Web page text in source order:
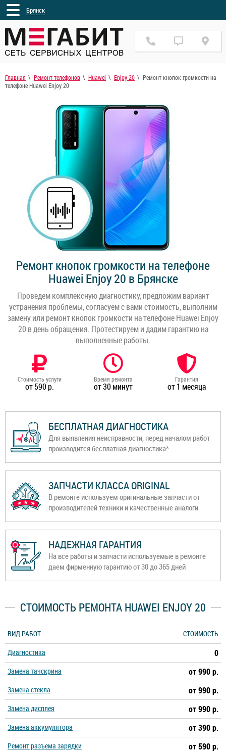
Брянск
Главная Ремонт телефонов Huawei Enjoy 20
Ремонт кнопок громкости на
телефоне Huawei Enjoy 20
Ремонт кнопок громкости на телефоне
Huawei Enjoy 20 в Брянске
Проведем комплексную диагностику, предложим вариант
устранения проблемы, согласуем с вами стоимость, выполним
замену или ремонт кнопок громкости на телефоне Huawei Enjoy
20 в день обращения. Протестируем и дадим гарантию на
выполненные работы.
Стоимость услуги
от 590 р.
Время ремонта
от 30 минут
Гарантия
от 1 месяца
БЕСПЛАТНАЯ ДИАГНОСТИКА
Для выявления неисправности, перед началом работ
производится бесплатная диагностика*
ЗАПЧАСТИ КЛАССА ORIGINAL
В ремонте используем оригинальные запчасти от
производителей техники и качественные аналоги
НАДЕЖНАЯ ГАРАНТИЯ
На все работы и запчасти используемые в ремонте
даем фирменную гарантию от 30 до 365 дней
СТОИМОСТЬ РЕМОНТА HUAWEI ENJOY 20
ВИД РАБОТ
СТОИМОСТЬ
Диагностика
0
Замена тачскрина от 990 р.
Замена стекла от 990 р.
Замена дисплея от 990 р.
Замена аккумулятора от 390 р.
Ремонт разъема зарядки от 590 р.